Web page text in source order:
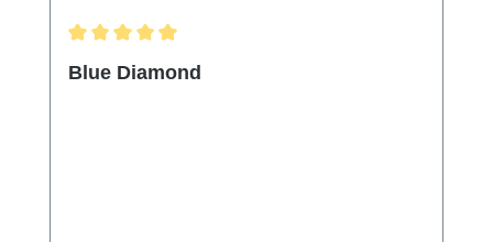
Blue Diamond